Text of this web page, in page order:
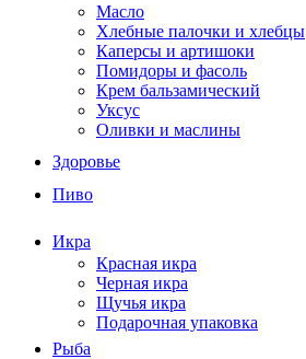
Масло
Хлебные палочки и хлебцы
Каперсы и артишоки
Помидоры и фасоль
Крем бальзамический
Уксус
Оливки и маслины
Здоровье
Пиво
Икра
Красная икра
Черная икра
Щучья икра
Подарочная упаковка
Рыба